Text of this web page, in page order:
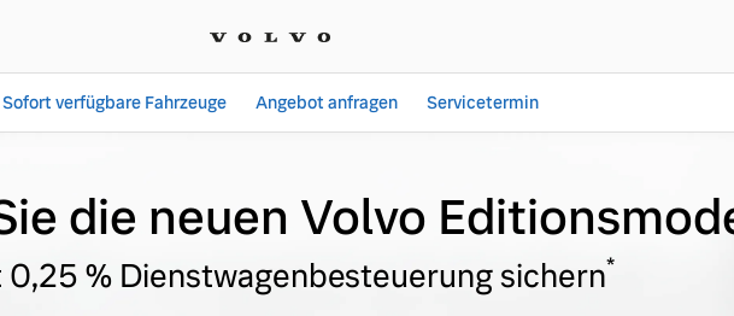
Sofort verfügbare Fahrzeuge Angebot anfragen Servicetermin
die neuen Volvo
% Dienstwagenbesteuerung sichern*